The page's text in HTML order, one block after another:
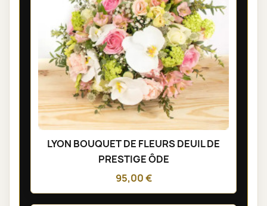
LYON BOUQUET DE FLEURS DEUIL DE
PRESTIGE ÔDE
95,00 €